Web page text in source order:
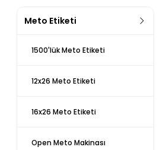
Meto Etiketi
1500'lük Meto Etiketi
12x26 Meto Etiketi
16x26 Meto Etiketi
Open Meto Makinası